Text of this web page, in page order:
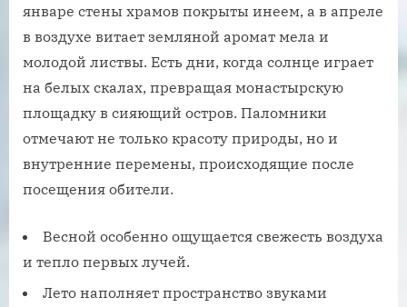
январе стены храмов покрыты инеем, а в апреле
в воздухе витает земляной аромат мела и
молодой листвы. Есть дни, когда солнце играет
на белых скалах, превращая монастырскую
площадку в сияющий остров. Паломники
отмечают не только красоту природы, но и
внутренние перемены, происходящие после
посещения обители.
Весной особенно ощущается свежесть воздуха
и тепло первых лучей.
Лето наполняет пространство звуками